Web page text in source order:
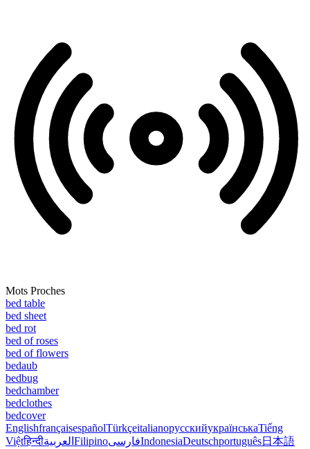
Mots Proches
bed table
bed sheet
bed rot
bed of roses
bed of flowers
bedaub
bedbug
bedchamber
bedclothes
bedcover
EnglishfrançaisespañolTürkçeitalianoрусскийукраїнськаTiếng
Việtहिन्दीالعربية FilipinoفارسیIndonesiaDeutschportuguês日本語